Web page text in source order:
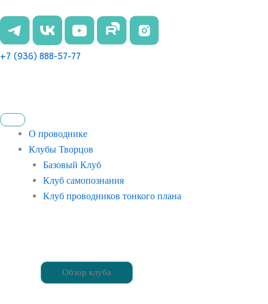
к
содержимому
+7 (936) 888-57-77
О проводнике
Клубы Творцов
Базовый Клуб
Клуб самопознания
Клуб проводников тонкого плана
Обзор клуба